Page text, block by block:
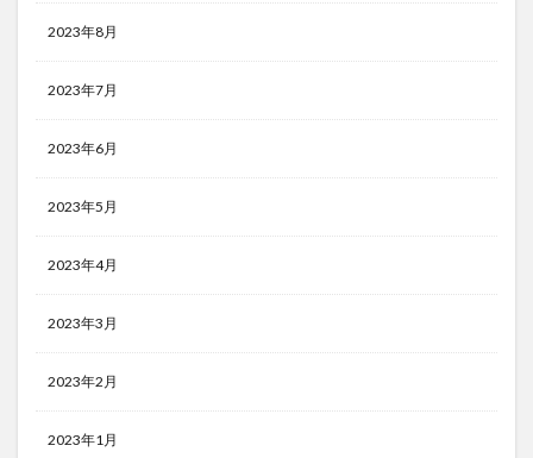
2023年8月
2023年7月
2023年6月
2023年5月
2023年4月
2023年3月
2023年2月
2023年1月